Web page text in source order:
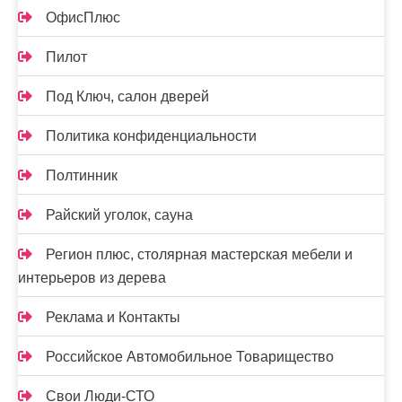
ОфисПлюс
Пилот
Под Ключ, салон дверей
Политика конфиденциальности
Полтинник
Райский уголок, сауна
Регион плюс, столярная мастерская мебели и
интерьеров из дерева
Реклама и Контакты
Российское Автомобильное Товарищество
Свои Люди-СТО